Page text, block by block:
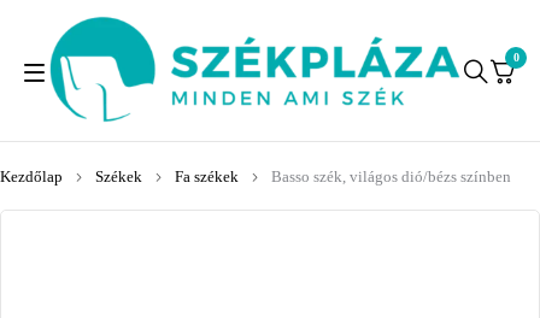
0
Kezdőlap Székek Fa székek Basso szék, világos dió/bézs színben